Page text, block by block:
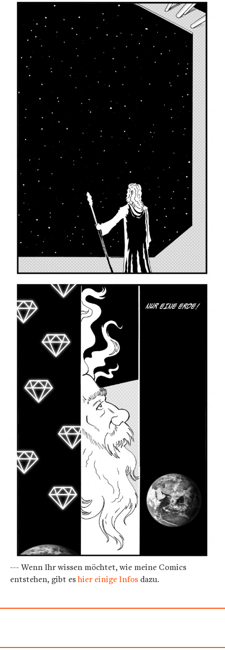
--- Wenn Ihr wissen möchtet, wie meine Comics
entstehen, gibt eshier einige Infos dazu.